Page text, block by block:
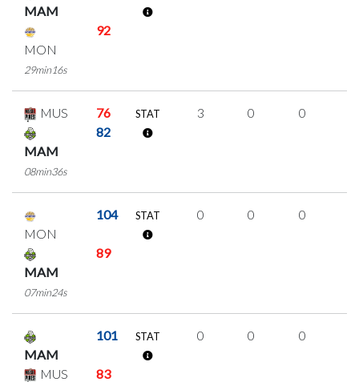
MAM
MON
92
29min16s
MUS 76
MAM
82
08min36s
STAT 3 0 0
MON
104
MAM
89
07min24s
STAT 0 0 0
MAM
101
MUS 83
STAT 0 0 0